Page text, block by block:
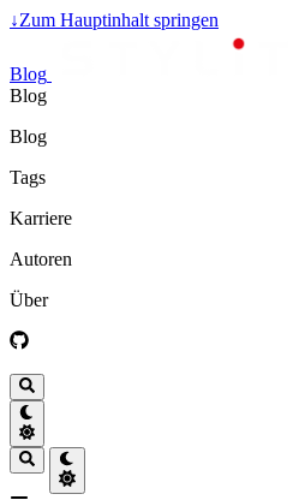
↓Zum Hauptinhalt springen
Blog
Blog
Blog
Tags
Karriere
Autoren
Über